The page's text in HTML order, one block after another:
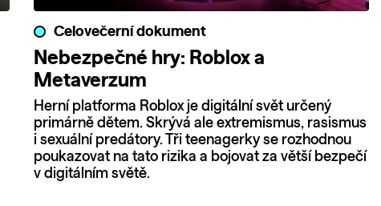
Celovečerní dokument
Nebezpečné hry: Roblox a
Metaverzum
Herní platforma Roblox je digitální svět určený
primárně dětem. Skrývá ale extremismus, rasismus
i sexuální predátory. Tři teenagerky se rozhodnou
poukazovat na tato rizika a bojovat za větší bezpečí
v digitálním světě.